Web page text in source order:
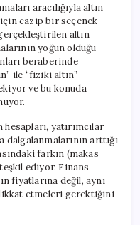
Uyarılar:
Beklenmedik
Maliyetlerle
Karşılaşabilirsiniz
için
aracılığıyla altın
için cazip bir seçenek
altın
yoğun olduğu
beraberinde
ile “fiziki altın”
ve bu konuda
hesapları, yatırımcılar
arttığı
farkın (makas
ediyor. Finans
fiyatlarına değil, aynı
etmeleri gerektiğini